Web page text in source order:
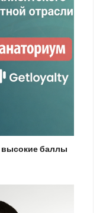
высокие баллы